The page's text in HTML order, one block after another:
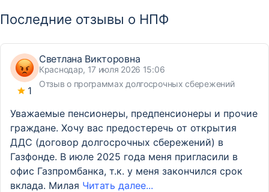
Последние отзывы о НПФ
1
Светлана Викторовна
Краснодар, 17 июля 2026 15:06
Отзыв о программах долгосрочных сбережений
Уважаемые пенсионеры, предпенсионеры и прочие
граждане. Хочу вас предостеречь от открытия
ДДС (договор долгосрочных сбережений) в
Газфонде. В июле 2025 года меня пригласили в
офис Газпромбанка, т.к. у меня закончился срок
вклада. Милая Читать далее...